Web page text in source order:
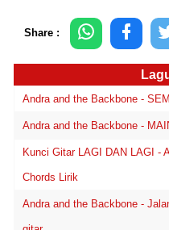
Share :
Andra and the Backbone -
Andra and the Backbone -
Kunci Gitar LAGI DAN LAGI -
Chords Lirik
Andra and the Backbone -